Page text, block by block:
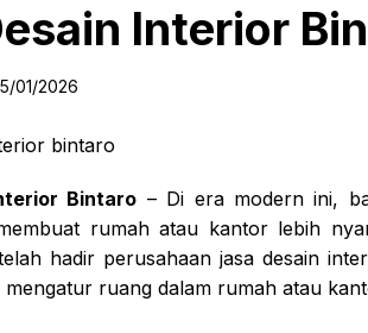
Interior
01/2026
Bintaro – Di era modern ini,
rumah atau kantor lebih
hadir perusahaan jasa desain
ruang dalam rumah atau